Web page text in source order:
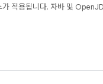
가 적용됩니다. 자바 및